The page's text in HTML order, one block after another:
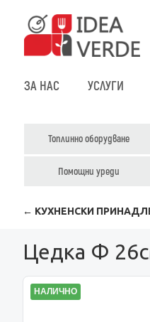
ЗА НАС УСЛУГИ
Топлинно оборудване
Помощни уреди
← КУХНЕНСКИ
Цедка Ф
НАЛИЧНО